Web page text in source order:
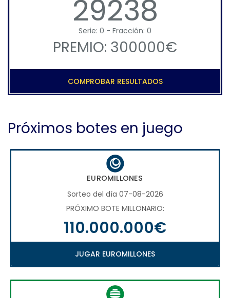
29238
Serie: 0 - Fracción: 0
PREMIO: 300000€
COMPROBAR RESULTADOS
Próximos botes en juego
EUROMILLONES
Sorteo del día 07-08-2026
PRÓXIMO BOTE MILLONARIO:
110.000.000€
JUGAR EUROMILLONES